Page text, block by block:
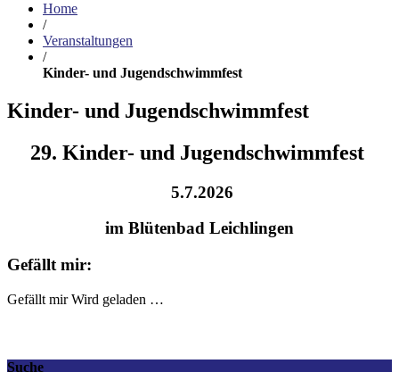
Home
/
Veranstaltungen
/
Kinder- und Jugendschwimmfest
Kinder- und Jugendschwimmfest
29. Kinder- und Jugendschwimmfest
5.7.2026
im Blütenbad Leichlingen
Gefällt mir:
Gefällt mir Wird geladen …
Suche